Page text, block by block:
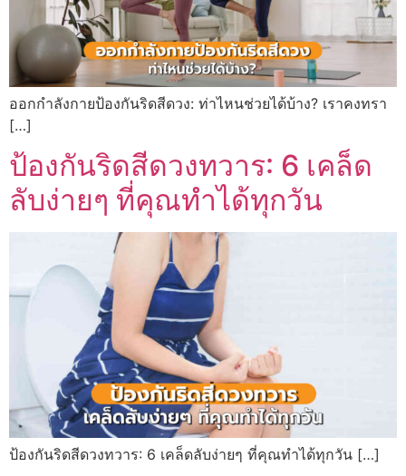
ออกกำลังกายป้องกันริดสีดวง: ท่าไหนช่วยได้บ้าง? เราคงทรา
[…]
ป้องกันริดสีดวงทวาร: 6 เคล็ด
ลับง่ายๆ ที่คุณทำได้ทุกวัน
ป้องกันริดสีดวงทวาร: 6 เคล็ดลับง่ายๆ ที่คุณทำได้ทุกวัน […]